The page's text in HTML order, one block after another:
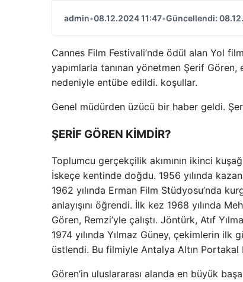
admin•08.12.2024 11:47•Güncellendi:
Cannes Film Festivali’nde ödül alan Yol
yapımlarla tanınan yönetmen Şerif Gören,
nedeniyle entübe edildi. koşullar.
Genel müdürden üzücü bir haber geldi.
ŞERİF GÖREN KİMDİR?
Toplumcu gerçekçilik akımının ikinci
İskeçe kentinde doğdu. 1956 yılında
1962 yılında Erman Film Stüdyosu’nda
anlayışını öğrendi. İlk kez 1968 yılında
Gören, Remzi’yle çalıştı. Jöntürk, Atıf
1974 yılında Yılmaz Güney, çekimlerin ilk
üstlendi. Bu filmiyle Antalya Altın Portakal
Gören’in uluslararası alanda en büyük